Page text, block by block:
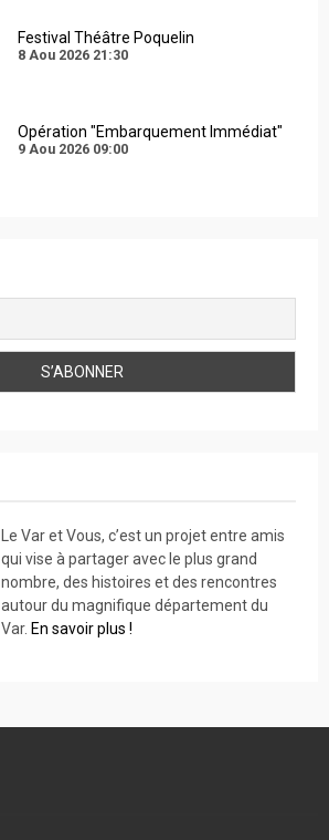
Festival Théâtre Poquelin
8 Aou 2026 21:30
Opération "Embarquement Immédiat"
9 Aou 2026 09:00
Le Var et Vous, c’est un projet entre amis
qui vise à partager avec le plus grand
nombre, des histoires et des rencontres
autour du magnifique département du
Var. En savoir plus !